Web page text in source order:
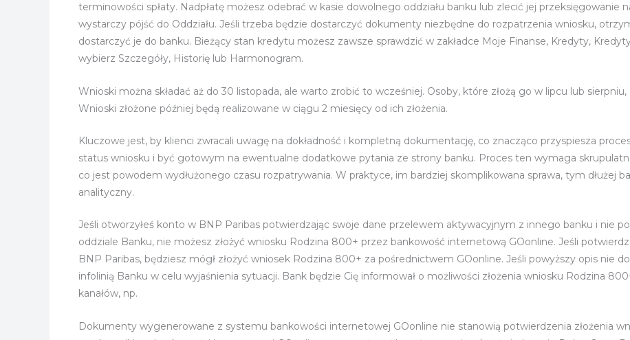
terminowości spłaty. Nadpłatę możesz odebrać w kasie dowolnego oddziału banku lub zlecić jej przeksięgowanie
wystarczy pójść do Oddziału. Jeśli trzeba będzie dostarczyć dokumenty niezbędne do rozpatrzenia wniosku,
dostarczyć je do banku. Bieżący stan kredytu możesz zawsze sprawdzić w zakładce Moje Finanse, Kredyty,
wybierz Szczegóły, Historię lub Harmonogram.
Wnioski można składać aż do 30 listopada, ale warto zrobić to wcześniej. Osoby, które złożą go w lipcu lub
Wnioski złożone później będą realizowane w ciągu 2 miesięcy od ich złożenia.
Kluczowe jest, by klienci zwracali uwagę na dokładność i kompletną dokumentację, co znacząco przyspiesza
status wniosku i być gotowym na ewentualne dodatkowe pytania ze strony banku. Proces ten wymaga
co jest powodem wydłużonego czasu rozpatrywania. W praktyce, im bardziej skomplikowana sprawa, tym dłużej
analityczny.
Jeśli otworzyłeś konto w BNP Paribas potwierdzając swoje dane przelewem aktywacyjnym z innego banku i nie
oddziale Banku, nie możesz złożyć wniosku Rodzina 800+ przez bankowość internetową GOonline. Jeśli
BNP Paribas, będziesz mógł złożyć wniosek Rodzina 800+ za pośrednictwem GOonline. Jeśli powyższy opis nie
infolinią Banku w celu wyjaśnienia sytuacji. Bank będzie Cię informował o możliwości złożenia wniosku Rodzina
kanałów, np.
Dokumenty wygenerowane z systemu bankowości internetowej GOonline nie stanowią potwierdzenia złożenia